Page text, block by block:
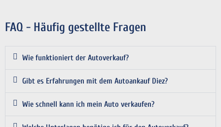
FAQ - Häufig gestellte Fragen
Wie funktioniert der Autoverkauf?
Gibt es Erfahrungen mit dem Autoankauf Diez?
Wie schnell kann ich mein Auto verkaufen?